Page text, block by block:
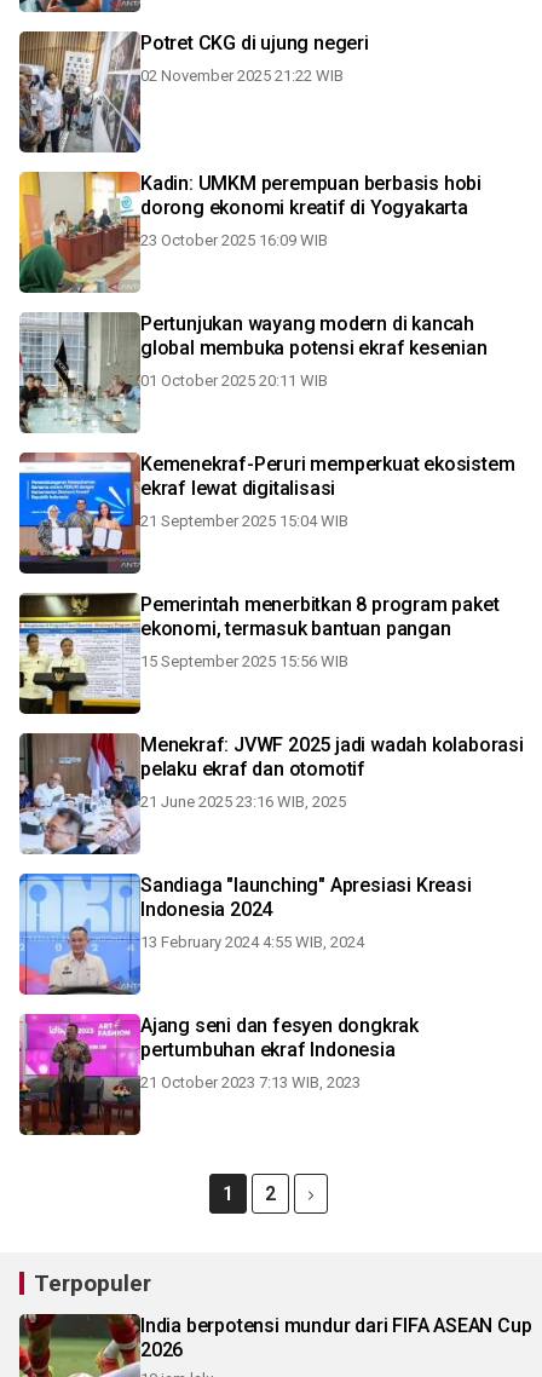
Potret CKG di ujung negeri
02 November 2025 21:22 WIB
Kadin: UMKM perempuan berbasis hobi
dorong ekonomi kreatif di Yogyakarta
23 October 2025 16:09 WIB
Pertunjukan wayang modern di kancah
global membuka potensi ekraf kesenian
01 October 2025 20:11 WIB
Kemenekraf-Peruri memperkuat ekosistem
ekraf lewat digitalisasi
21 September 2025 15:04 WIB
Pemerintah menerbitkan 8 program paket
ekonomi, termasuk bantuan pangan
15 September 2025 15:56 WIB
Menekraf: JVWF 2025 jadi wadah kolaborasi
pelaku ekraf dan otomotif
21 June 2025 23:16 WIB, 2025
Sandiaga "launching" Apresiasi Kreasi
Indonesia 2024
13 February 2024 4:55 WIB, 2024
Ajang seni dan fesyen dongkrak
pertumbuhan ekraf Indonesia
21 October 2023 7:13 WIB, 2023
1 2
Terpopuler
India berpotensi mundur dari FIFA ASEAN Cup
2026